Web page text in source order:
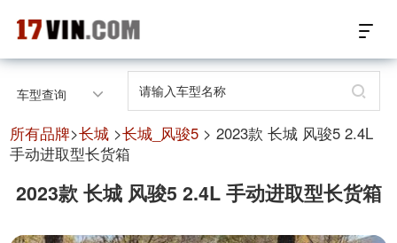
17VIN车架号查询首页
汽配数据开放接口
车型查询
所有品牌>长城 >长城_风骏5 > 2023款 长城 风骏5 2.4L
手动进取型长货箱
2023款 长城 风骏5 2.4L 手动进取型长货箱